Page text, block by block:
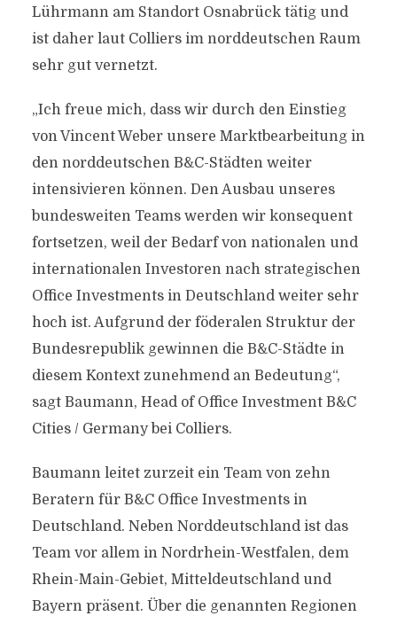
Lührmann am Standort Osnabrück tätig und
ist daher laut Colliers im norddeutschen Raum
sehr gut vernetzt.
„Ich freue mich, dass wir durch den Einstieg
von Vincent Weber unsere Marktbearbeitung in
den norddeutschen B&C-Städten weiter
intensivieren können. Den Ausbau unseres
bundesweiten Teams werden wir konsequent
fortsetzen, weil der Bedarf von nationalen und
internationalen Investoren nach strategischen
Office Investments in Deutschland weiter sehr
hoch ist. Aufgrund der föderalen Struktur der
Bundesrepublik gewinnen die B&C-Städte in
diesem Kontext zunehmend an Bedeutung“,
sagt Baumann, Head of Office Investment B&C
Cities / Germany bei Colliers.
Baumann leitet zurzeit ein Team von zehn
Beratern für B&C Office Investments in
Deutschland. Neben Norddeutschland ist das
Team vor allem in Nordrhein-Westfalen, dem
Rhein-Main-Gebiet, Mitteldeutschland und
Bayern präsent. Über die genannten Regionen